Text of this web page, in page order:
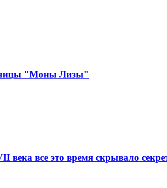
"Моны Лизы"
века все это время скрывало